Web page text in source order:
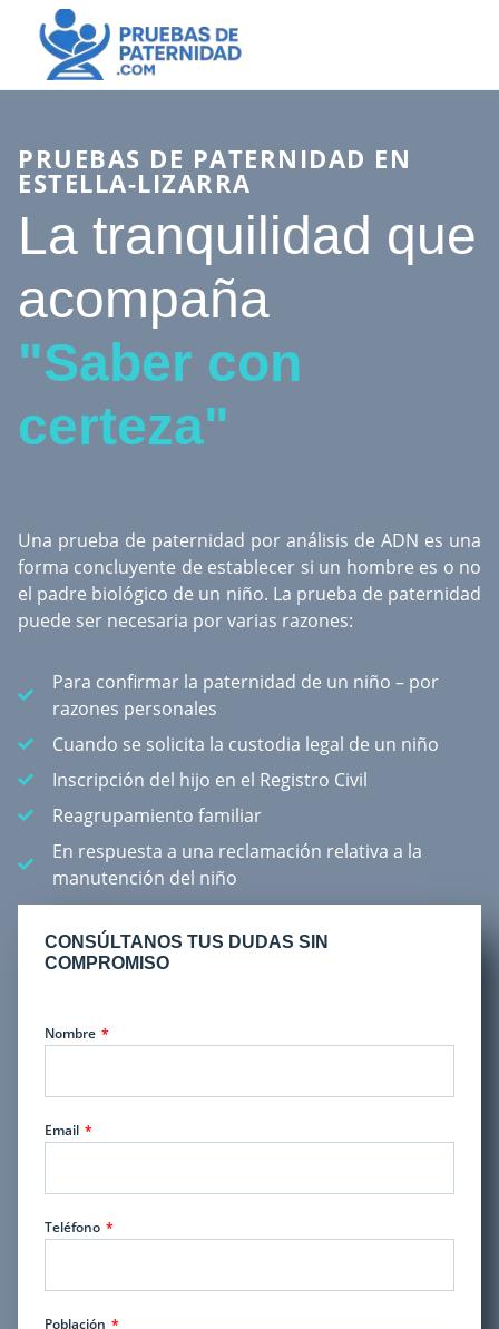
PRUEBAS DE PATERNIDAD EN
ESTELLA-LIZARRA
La tranquilidad que
acompaña
"Saber con
certeza"
Una prueba de paternidad por análisis de ADN es una
forma concluyente de establecer si un hombre es o no
el padre biológico de un niño. La prueba de paternidad
puede ser necesaria por varias razones:
Para confirmar la paternidad de un niño – por
razones personales
Cuando se solicita la custodia legal de un niño
Inscripción del hijo en el Registro Civil
Reagrupamiento familiar
En respuesta a una reclamación relativa a la
manutención del niño
CONSÚLTANOS TUS DUDAS SIN
COMPROMISO
Nombre
Email
Teléfono
Población